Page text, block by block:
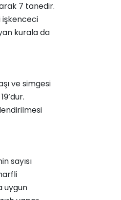
7 tanedir.
işkenceci
kurala da
ve simgesi
sayısı
uygun